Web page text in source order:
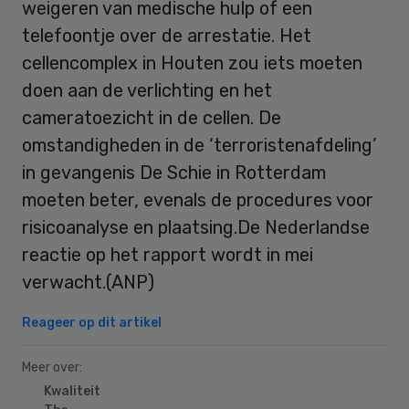
weigeren van medische hulp of een
telefoontje over de arrestatie. Het
cellencomplex in Houten zou iets moeten
doen aan de verlichting en het
cameratoezicht in de cellen. De
omstandigheden in de ‘terroristenafdeling’
in gevangenis De Schie in Rotterdam
moeten beter, evenals de procedures voor
risicoanalyse en plaatsing.De Nederlandse
reactie op het rapport wordt in mei
verwacht.(ANP)
Reageer op dit artikel
Meer over:
Kwaliteit